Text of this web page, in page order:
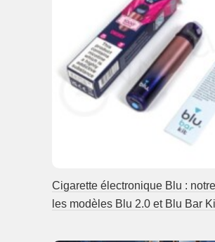
Cigarette électronique Blu :
les modèles Blu 2.0 et Blu Bar